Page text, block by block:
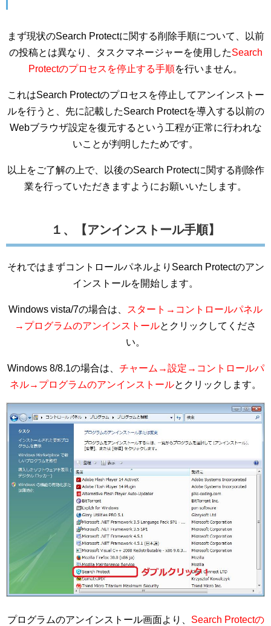
まず現状のSearch Protectに関する削除手順について、以前
の投稿とは異なり、タスクマネージャーを使用したSearch
Protectのプロセスを停止する手順を行いません。
これはSearch Protectのプロセスを停止してアンインストー
ルを行うと、先に記載したSearch Protectを導入する以前の
Webブラウザ設定を復元するという工程が正常に行われな
いことが判明したためです。
以上をご了解の上で、以後のSearch Protectに関する削除作
業を行っていただきますようにお願いいたします。
１、【アンインストール手順】
それではまずコントロールパネルよりSearch Protectのアン
インストールを開始します。
Windows vista/7の場合は、
スタート→コントロールパネル
→プログラムのアンインストールとクリックしてくださ
い。
Windows 8/8.1の場合は、 チャーム→設定→コントロールパ
ネル→プログラムのアンインストールとクリックします。
プログラムのアンインストール画面より、 Search Protectの